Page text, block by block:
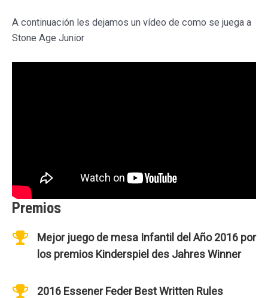
A continuación les dejamos un vídeo de como se juega a
Stone Age Junior
Premios
Mejor juego de mesa Infantil del Año 2016 por
los premios Kinderspiel des Jahres Winner
2016 Essener Feder Best Written Rules